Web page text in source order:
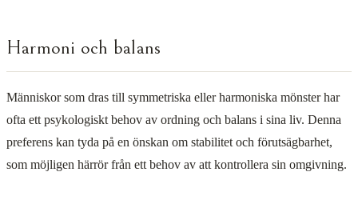
Harmoni och balans
Människor som dras till symmetriska eller harmoniska mönster har
ofta ett psykologiskt behov av ordning och balans i sina liv. Denna
preferens kan tyda på en önskan om stabilitet och förutsägbarhet,
som möjligen härrör från ett behov av att kontrollera sin omgivning.